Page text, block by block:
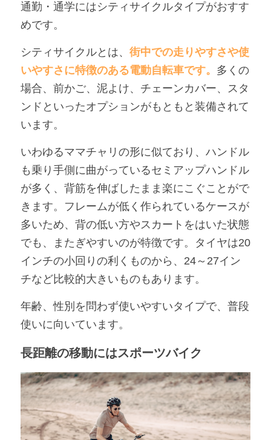
通勤・通学にはシティサイクルタイプがおすす
めです。
シティサイクルとは、 街中での走りやすさや使
いやすさに特徴のある電動自転車です。 多くの
場合、前かご、泥よけ、チェーンカバー、スタ
ンドといったオプションがもともと装備されて
います。
いわゆるママチャリの形に似ており、ハンドル
も乗り手側に曲がっているセミアップハンドル
が多く、背筋を伸ばしたまま楽にこぐことがで
きます。フレームが低く作られているケースが
多いため、背の低い方やスカートをはいた状態
でも、またぎやすいのが特徴です。タイヤは20
インチの小回りの利くものから、24～27イン
チなど比較的大きいものもあります。
年齢、性別を問わず使いやすいタイプで、普段
使いに向いています。
長距離の移動にはスポーツバイク